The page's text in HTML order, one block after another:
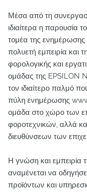
Μέσα από τη
ιδιαίτερα η παρουσία
τομέα της
πολυετή εμπειρία και
φορολογικής και
ομάδας της EPSILON
τον ιδιαίτερο παλμό
πύλη ενημέρωσης
ομάδα στο χώρο των
φοροτεχνικών, αλλά
διευθύνσεων των
Η γνώση και εμπειρία
αναμένεται να
προϊόντων και